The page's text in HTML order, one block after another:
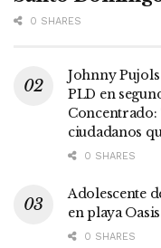
0 SHARES
Johnny
PLD en
Concentrado:
ciudadanos
0 SHARES
Adolescente
en playa
0 SHARES